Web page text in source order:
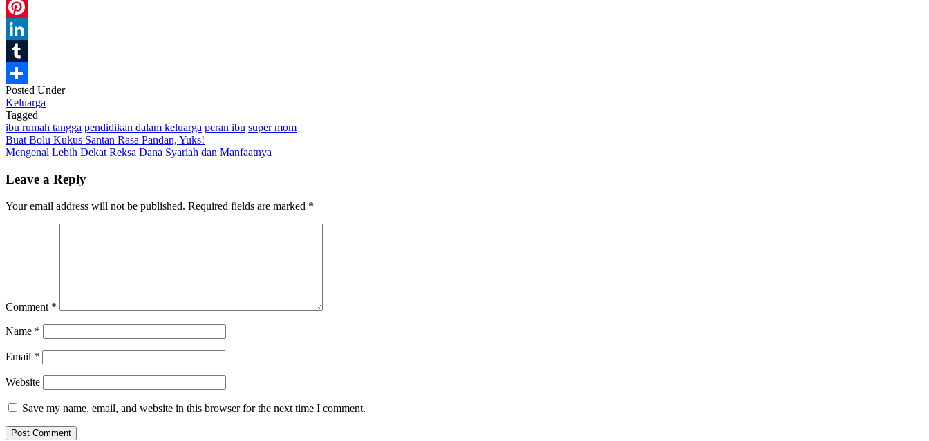
Twitter
Pinterest
LinkedIn
Tumblr
Share
Posted Under
Keluarga
Tagged
ibu rumah tangga pendidikan dalam keluarga peran ibu super mom
Post
navigation
Buat Bolu Kukus Santan Rasa Pandan, Yuks!
Mengenal Lebih Dekat Reksa Dana Syariah dan Manfaatnya
Leave a Reply
Your email address will not be published. Required fields are marked *
Comment *
Name *
Email *
Website
Save my name, email, and website in this browser for the next time I comment.